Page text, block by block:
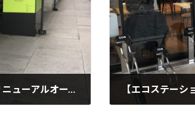
グランフロント大阪のレンタサイクルUMEGLEがリニューアルオープン